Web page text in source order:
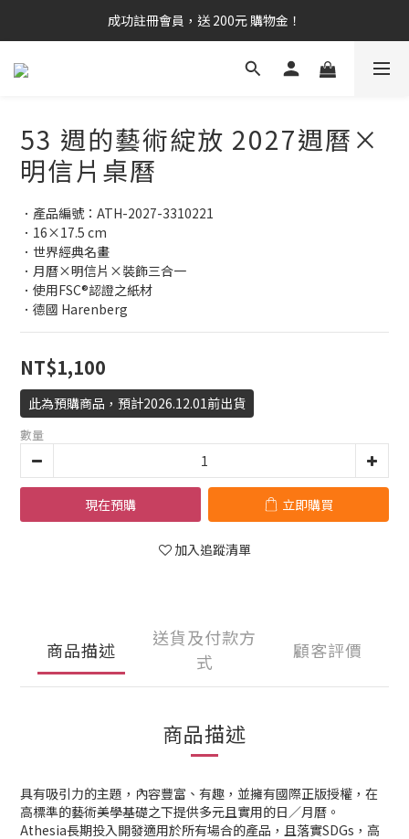
成功註冊會員，送 200元 購物金！
53 週的藝術綻放 2027週曆×
明信片桌曆
．產品編號：ATH-2027-3310221
．16×17.5 cm
．世界經典名畫
．月曆×明信片×裝飾三合一
．使用FSC®認證之紙材
．德國 Harenberg
NT$1,100
此為預購商品，預計2026.12.01前出貨
數量
現在預購 立即購買
加入追蹤清單
商品描述
送貨及付款方
式
顧客評價
商品描述
具有吸引力的主題，內容豐富、有趣，並擁有國際正版授權，在
高標準的藝術美學基礎之下提供多元且實用的日／月曆。
Athesia長期投入開發適用於所有場合的產品，且落實SDGs，高